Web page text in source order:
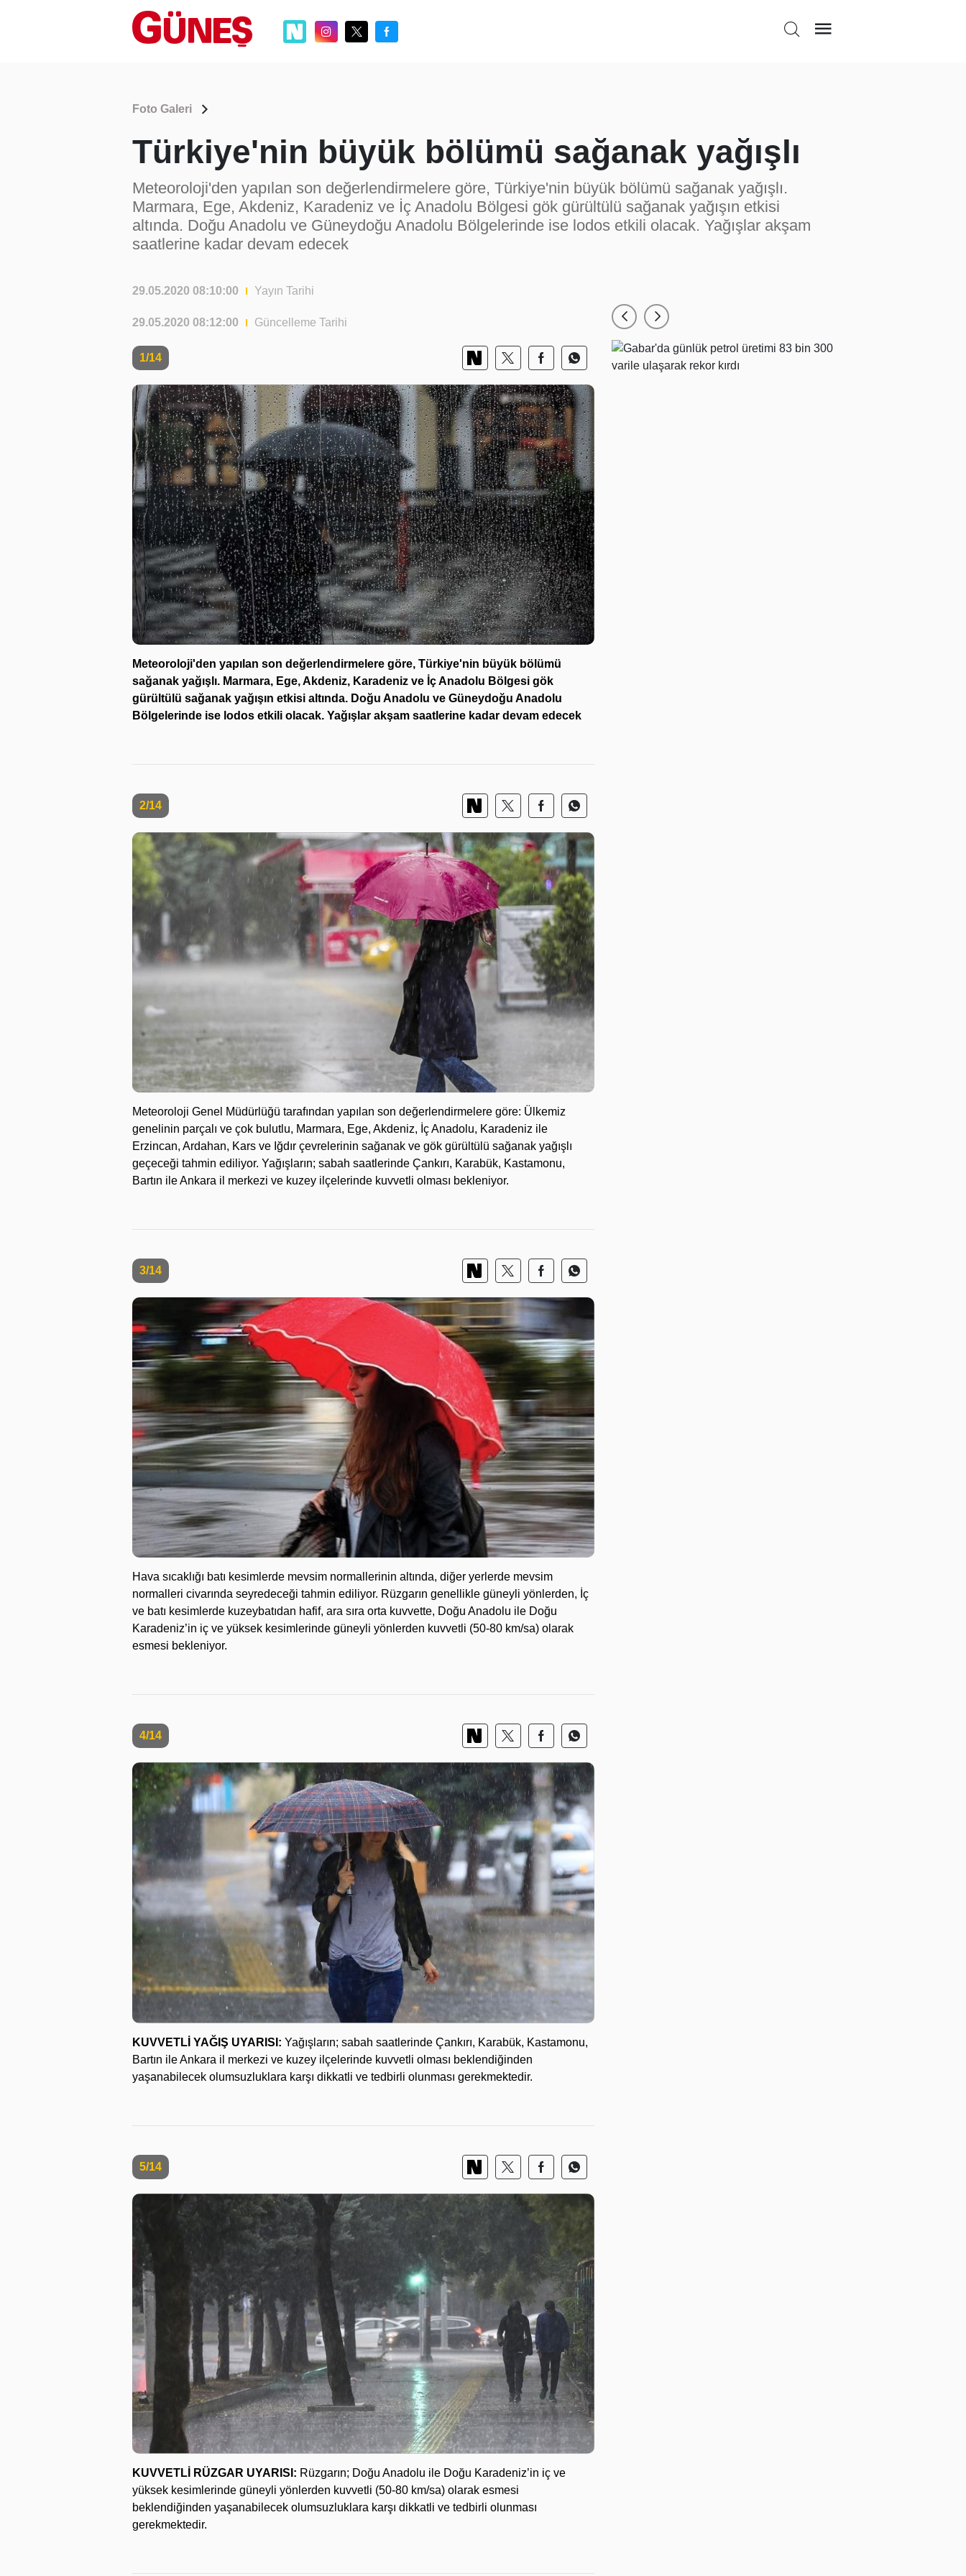
Foto Galeri
Türkiye'nin büyük bölümü sağanak yağışlı
Meteoroloji'den yapılan son değerlendirmelere göre, Türkiye'nin büyük bölümü sağanak yağışlı.
Marmara, Ege, Akdeniz, Karadeniz ve İç Anadolu Bölgesi gök gürültülü sağanak yağışın etkisi
altında. Doğu Anadolu ve Güneydoğu Anadolu Bölgelerinde ise lodos etkili olacak. Yağışlar akşam
saatlerine kadar devam edecek
29.05.2020 08:10:00 Yayın Tarihi
29.05.2020 08:12:00 Güncelleme Tarihi
1/14
Meteoroloji'den yapılan son değerlendirmelere göre, Türkiye'nin büyük bölümü
sağanak yağışlı. Marmara, Ege, Akdeniz, Karadeniz ve İç Anadolu Bölgesi gök
gürültülü sağanak yağışın etkisi altında. Doğu Anadolu ve Güneydoğu Anadolu
Bölgelerinde ise lodos etkili olacak. Yağışlar akşam saatlerine kadar devam edecek
2/14
Meteoroloji Genel Müdürlüğü tarafından yapılan son değerlendirmelere göre: Ülkemiz
genelinin parçalı ve çok bulutlu, Marmara, Ege, Akdeniz, İç Anadolu, Karadeniz ile
Erzincan, Ardahan, Kars ve Iğdır çevrelerinin sağanak ve gök gürültülü sağanak yağışlı
geçeceği tahmin ediliyor. Yağışların; sabah saatlerinde Çankırı, Karabük, Kastamonu,
Bartın ile Ankara il merkezi ve kuzey ilçelerinde kuvvetli olması bekleniyor.
3/14
Hava sıcaklığı batı kesimlerde mevsim normallerinin altında, diğer yerlerde mevsim
normalleri civarında seyredeceği tahmin ediliyor. Rüzgarın genellikle güneyli yönlerden, İç
ve batı kesimlerde kuzeybatıdan hafif, ara sıra orta kuvvette, Doğu Anadolu ile Doğu
Karadeniz’in iç ve yüksek kesimlerinde güneyli yönlerden kuvvetli (50-80 km/sa) olarak
esmesi bekleniyor.
4/14
KUVVETLİ YAĞIŞ UYARISI: Yağışların; sabah saatlerinde Çankırı, Karabük, Kastamonu,
Bartın ile Ankara il merkezi ve kuzey ilçelerinde kuvvetli olması beklendiğinden
yaşanabilecek olumsuzluklara karşı dikkatli ve tedbirli olunması gerekmektedir.
5/14
KUVVETLİ RÜZGAR UYARISI: Rüzgarın; Doğu Anadolu ile Doğu Karadeniz’in iç ve
yüksek kesimlerinde güneyli yönlerden kuvvetli (50-80 km/sa) olarak esmesi
beklendiğinden yaşanabilecek olumsuzluklara karşı dikkatli ve tedbirli olunması
gerekmektedir.